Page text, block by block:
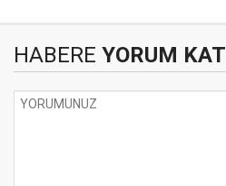
HABERE YORUM KAT